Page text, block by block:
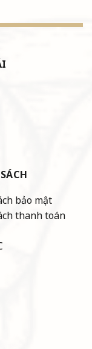
bảo mật
thanh toán